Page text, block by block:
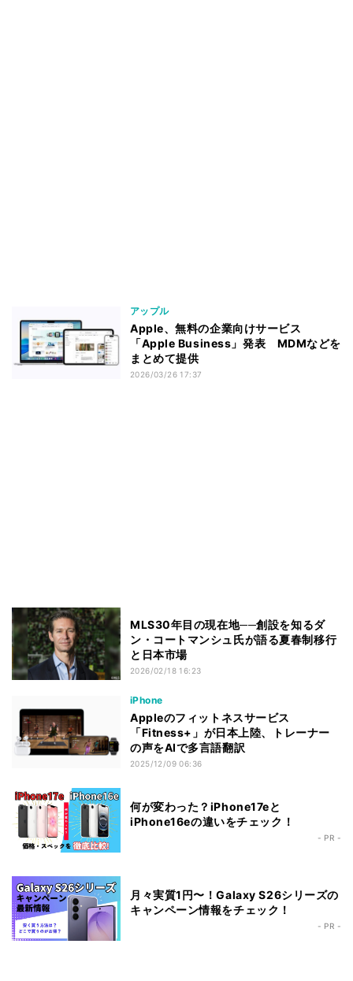
アップル
Apple、無料の企業向けサービス
「Apple Business」発表 MDMなどを
まとめて提供
2026/03/26 17:37
MLS30年目の現在地──創設を知るダ
ン・コートマンシュ氏が語る夏春制移行
と日本市場
2026/02/18 16:23
iPhone
Appleのフィットネスサービス
「Fitness+」が日本上陸、トレーナー
の声をAIで多言語翻訳
2025/12/09 06:36
何が変わった？iPhone17eと
iPhone16eの違いをチェック！
- PR -
月々実質1円〜！Galaxy S26シリーズの
キャンペーン情報をチェック！
- PR -